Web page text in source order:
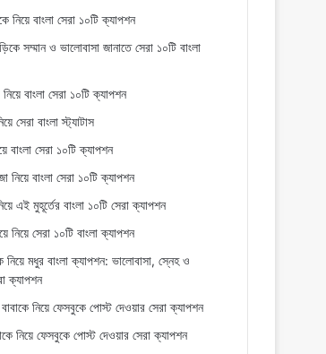
নিয়ে বাংলা সেরা ১০টি ক্যাপশন
সম্মান ও ভালোবাসা জানাতে সেরা ১০টি বাংলা
বাংলা সেরা ১০টি ক্যাপশন
সেরা বাংলা স্ট্যাটাস
বাংলা সেরা ১০টি ক্যাপশন
নিয়ে বাংলা সেরা ১০টি ক্যাপশন
এই মুহূর্তের বাংলা ১০টি সেরা ক্যাপশন
নিয়ে সেরা ১০টি বাংলা ক্যাপশন
মধুর বাংলা ক্যাপশন: ভালোবাসা, স্নেহ ও
ক্যাপশন
বাবাকে নিয়ে ফেসবুকে পোস্ট দেওয়ার সেরা ক্যাপশন
নিয়ে ফেসবুকে পোস্ট দেওয়ার সেরা ক্যাপশন